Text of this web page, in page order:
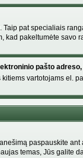
pat specialiais
kad pakeltumėte
pašto
vartotojams el.
paspauskite
temas, Jūs galite